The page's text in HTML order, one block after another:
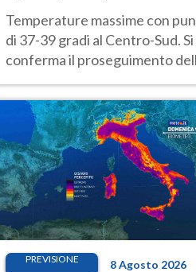
temporali di calore
Temperature massime con
di 37-39 gradi al Centro-Sud. Si
conferma il proseguimento
weekend di Ferragosto
PREVISIONE 8 Agosto 2026